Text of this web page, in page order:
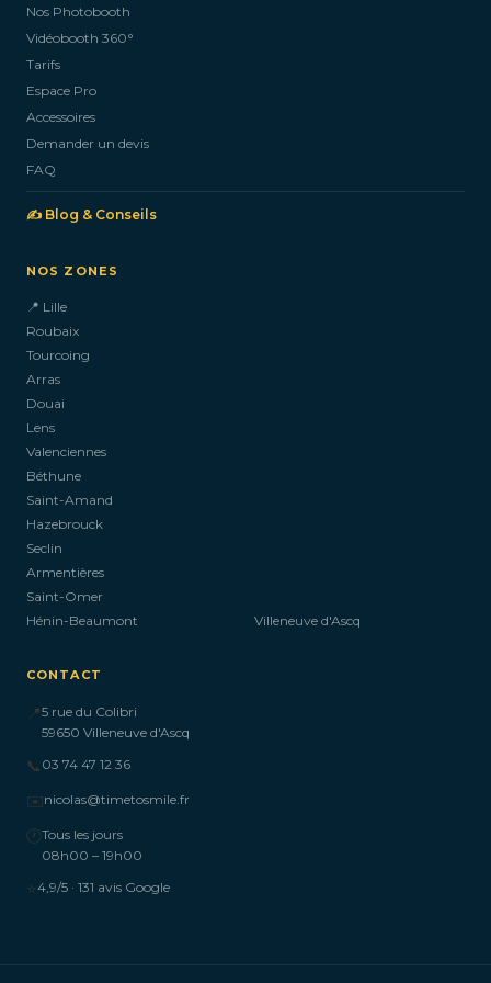
Nos Photobooth
Vidéobooth 360°
Tarifs
Espace Pro
Accessoires
Demander un devis
FAQ
✍️ Blog & Conseils
NOS ZONES
📍 Lille
Roubaix
Tourcoing
Arras
Douai
Lens
Valenciennes
Béthune
Saint-Amand
Hazebrouck
Seclin
Armentières
Saint-Omer
Hénin-Beaumont
Villeneuve d'Ascq
CONTACT
📍5 rue du Colibri
59650 Villeneuve d'Ascq
📞 03 74 47 12 36
✉️nicolas@timetosmile.fr
🕐Tous les jours
08h00 – 19h00
⭐4,9/5 · 131 avis Google